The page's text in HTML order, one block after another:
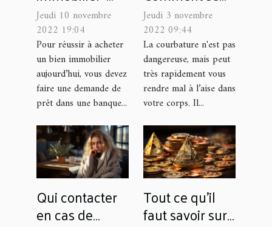
quelques
conseils pour
maximiser vos
chances de
l’obtenir
Jeudi 10 novembre
2022 19:04
Pour réussir à acheter
un bien immobilier
aujourd’hui, vous devez
faire une demande de
prêt dans une banque...
débarrasser
des
courbatures
rapidement ?
Jeudi 3 novembre
2022 09:44
La courbature n'est pas
dangereuse, mais peut
très rapidement vous
rendre mal à l’aise dans
votre corps. Il...
Qui contacter
en cas de
Tout ce qu'il
faut savoir sur